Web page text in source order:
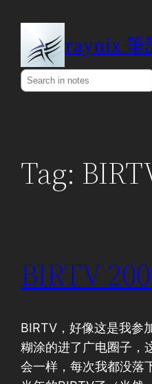
content
raynix 筆
Search
Tag:
BIRTV
BIRTV，好像这是我参
糊涂的进了广电圈子，
会一样，每次我都没落